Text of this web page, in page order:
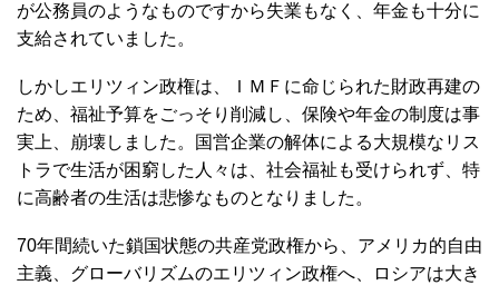
が公務員のようなものですから失業もなく、年金も十分に
支給されていました。
しかしエリツィン政権は、ＩＭＦに命じられた財政再建の
ため、福祉予算をごっそり削減し、保険や年金の制度は事
実上、崩壊しました。国営企業の解体による大規模なリス
トラで生活が困窮した人々は、社会福祉も受けられず、特
に高齢者の生活は悲惨なものとなりました。
70年間続いた鎖国状態の共産党政権から、アメリカ的自由
主義、グローバリズムのエリツィン政権へ、ロシアは大き